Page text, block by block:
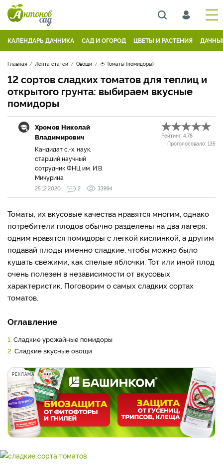
КАЛЕНДАРЬ ДАЧНИКА САД И ОГОРОД ЦВЕТЫ И РАСТЕНИЯ
Главная Лента статей Овощи 🍅 Томаты (помидоры)
12 сортов сладких томатов для теплиц и
открытого грунта: выбираем вкусные
помидоры
Хромов Николай
Владимирович
Кандидат с.-х. наук,
старший научный
сотрудник ФНЦ им. И.В.
Мичурина
Рейтинг: 4.78
Проголосовало: 135
25.12.2020 2 33994
Томаты, их вкусовые качества нравятся многим, однако
потребители плодов обычно разделены на два лагеря:
одним нравятся помидоры с легкой кислинкой, а другим
подавай плоды именно сладкие, чтобы можно было
кушать свежими, как спелые яблочки. Тот или иной плод
очень полезен в независимости от вкусовых
характеристик. Поговорим о самых сладких сортах
томатов.
Оглавление
1. Сладкие урожайные помидоры
2. Сладкие вкусные овощи
РЕКЛАМА